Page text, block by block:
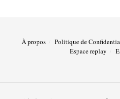
À propos Politique de
Espace replay